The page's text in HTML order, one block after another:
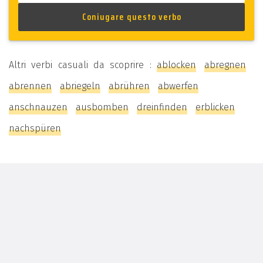
Altri verbi casuali da scoprire : ablocken
abregnen
abrennen
abriegeln abrühren
abwerfen
anschnauzen
ausbomben dreinfinden
erblicken
nachspüren